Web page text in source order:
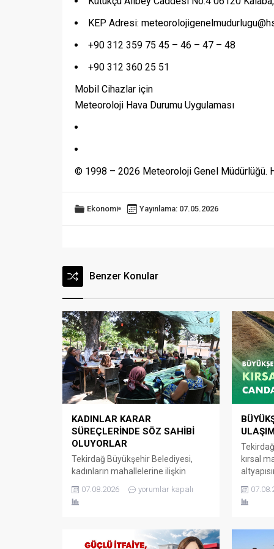
KEP Adresi:
+90 312 359 75 45 – 46 – 47 – 48
+90 312 360 25 51
Mobil Cihazlar için
Meteoroloji Hava Durumu Uygulaması
© 1998 – 2026 Meteoroloji Genel Müdürlüğü.
Ekonomi Yayınlama: 07.05.2026
Benzer Konular
KADINLAR KARAR
SÜREÇLERİNDE SÖZ SAHİBİ
OLUYORLAR
Tekirdağ Büyükşehir Belediyesi,
kadınların mahallelerine ilişkin
doğrudan yerel yönetime iletebildiği
Kadın Mahalle Buluşmaları’nı
Dostu Kentler Projesi kapsamında
hayata geçirilen Kadın Mahalle
07.08.2026 yorumlar kapalı
kırsal